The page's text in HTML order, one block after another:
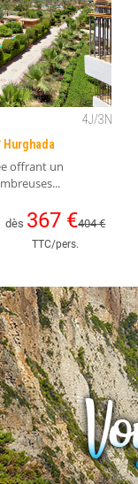
4J/3N
Hurghada
offrant un
dès 367 €404€
TTC/pers.